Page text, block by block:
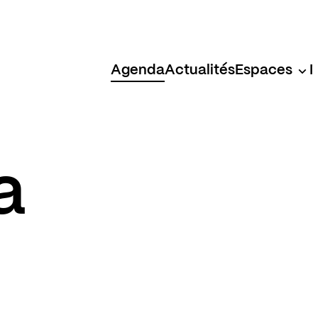
AgendaActualitésEspaces